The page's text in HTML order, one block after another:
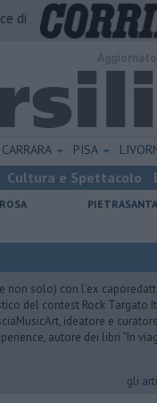
di
PISA
Cultura e Spettacolo
PIETRASANTA
non solo) con l'ex
del contest Rock Targato
ideatore e
autore dei libri “In
gli